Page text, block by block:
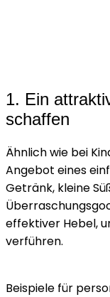
1. Ein
schaffen
Ähnlich wie bei
Angebot eines
Getränk, kleine
effektiver Hebel,
verführen.
Beispiele für